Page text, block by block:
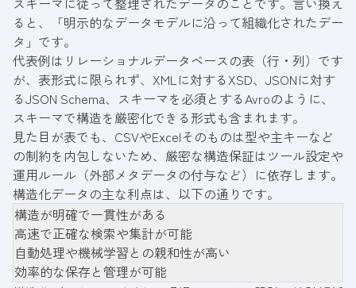
ると、「明示的なデータモデルに沿って組織化されたデー
タ」です。
代表例はリレーショナルデータベースの表（行・列）です
が、表形式に限られず、XMLに対するXSD、JSONに対す
るJSON Schema、スキーマを必須とするAvroのように、
スキーマで構造を厳密化できる形式も含まれます。
見た目が表でも、CSVやExcelそのものは型や主キーなど
の制約を内包しないため、厳密な構造保証はツール設定や
運用ルール（外部メタデータの付与など）に依存します。
構造化データの主な利点は、以下の通りです。
構造が明確で一貫性がある
高速で正確な検索や集計が可能
自動処理や機械学習との親和性が高い
効率的な保存と管理が可能